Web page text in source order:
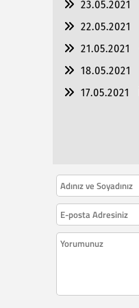
23.05.2021
22.05.2021
21.05.2021
18.05.2021
17.05.2021